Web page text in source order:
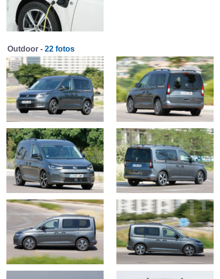
Outdoor - 22 fotos